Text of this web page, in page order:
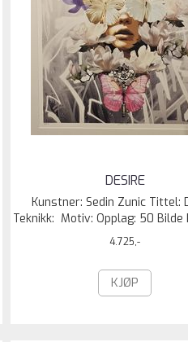
DESIRE
Kunstner: Sedin Zunic Tittel:
Teknikk: Motiv: Opplag: 50 Bilde
4.725,-
KJØP